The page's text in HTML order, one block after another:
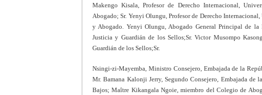
Makengo Kisala, Profesor de Derecho Internacional,
Abogado; Sr. Yenyi Olungu, Profesor de Derecho
y Abogado. Yenyi Olungu, Abogado General Principal de
Justicia y Guardián de los Sellos;Sr. Victor Musompo
Guardián de los Sellos;Sr.
Nsingi-zi-Mayemba, Ministro Consejero, Embajada de la
Mr. Bamana Kalonji Jerry, Segundo Consejero, Embajada de
Bajos; Maître Kikangala Ngoie, miembro del Colegio de